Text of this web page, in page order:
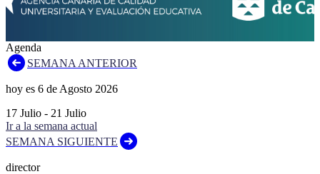
Agenda
SEMANA ANTERIOR
hoy es 6 de Agosto 2026
17 Julio - 21 Julio
Ir a la semana actual
SEMANA SIGUIENTE
director